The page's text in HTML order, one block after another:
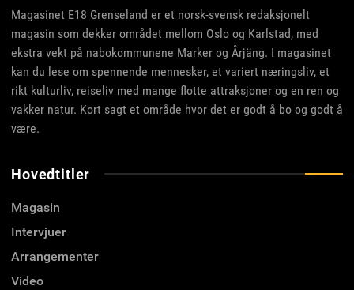
Magasinet E18 Grenseland er et norsk-svensk redaksjonelt
magasin som dekker området mellom Oslo og Karlstad, med
ekstra vekt på nabokommunene Marker og Årjäng. I magasinet
kan du lese om spennende mennesker, et variert næringsliv, et
rikt kulturliv, reiseliv med mange flotte attraksjoner og en ren og
vakker natur. Kort sagt et område hvor det er godt å bo og godt å
være.
Hovedtitler
Magasin
Intervjuer
Arrangementer
Video